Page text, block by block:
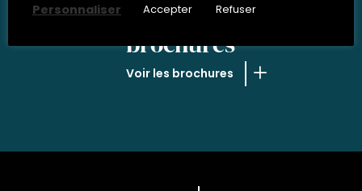
NOS
brochures
Voir les brochures
Personnaliser
Accepter Refuser